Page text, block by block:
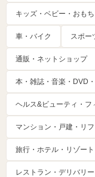
キッズ・ベビー・おも
車・バイク スポー
通販・ネットショップ
本・雑誌・音楽・DVD
ヘルス&ビューティ・フ
マンション・戸建・リ
旅行・ホテル・リゾート
レストラン・デリバリ